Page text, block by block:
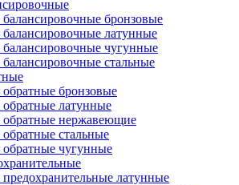
бронзовые
латунные
чугунные
стальные
бронзовые
латунные
нержавеющие
стальные
чугунные
латунные